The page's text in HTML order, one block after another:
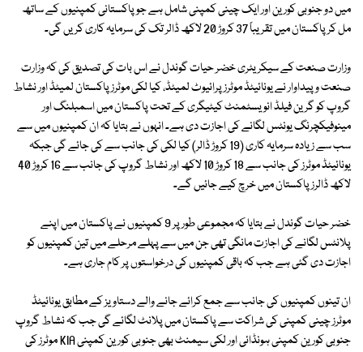
میں دو جنوبی کورین اور ایک چینی کمپنی شامل ہے جو پاکستانی کمپنیوں کے ساتھ
مل کر پاکستان میں تقریباً 37 کروڑ 20 لاکھ ڈالر تک کی سرمایہ کاری کریں گی۔
وزارت صنعت کے سیکریٹری خضر حیات گوندل نے اس بات کی تصدیق کی کہ وزارت
صنعت و پیداوار نے یونائیٹڈ موٹرز پرائیوٹ لمیٹڈ، کیا لکی موٹرز پاکستان لمیٹڈ اور نشاط
گروپ کو گرین فیلڈ انویسٹمنٹ کیٹیگری کے تحت پاکستان میں اسمبلنگ اور
مینوفیکچرنگ یونٹس لگانے کی اجازت دی ہے۔ انہوں نے بتایا کہ ان کمپنیوں میں سے
سب سے زیادہ سرمایہ کاری (19 کروڑ ڈالر) کیا لکی کی جانب سے کی جائے گی جبکہ
یونائیٹڈ موٹرز کی جانب سے 18 کروڑ 10 لاکھ اور نشاط گروپ کی جانب سے 16 کروڑ 40
لاکھ ڈالرز پاکستان میں خرچ کیے جائیں گے۔
خضر حیات گوندل نے بتایا کہ مجموعی طور پر 9 کمپنیوں نے پاکستان میں اپنے
پلانٹس لگانے کی اجازت مانگی تھی جن میں سے پہلے مرحلے میں تین کمپنیوں کو
اجازت دی گئی ہے جب کہ باقی کمپنیوں کی درخواستوں پر کام جاری ہے۔
ان تینوں کمپنیوں کی جانب سے جمع کرائے جانے والے دستاویز کے مطابق یونائیٹڈ
موٹرز چینی کمپنی کی شراکت سے پاکستان میں پلانٹ لگائے گی جب کہ نشاط گروپ
جنوبی کورین کمپنی ہونڈائی اور لکی سیمنٹ بھی جنوبی کورین کمپنی KIA موٹرز کی